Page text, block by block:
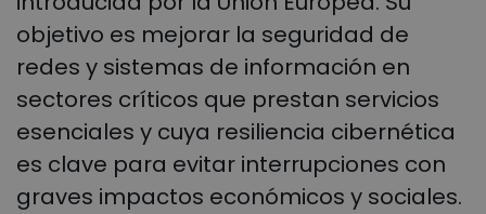
objetivo es mejorar la seguridad de
redes y sistemas de información en
sectores críticos que prestan servicios
esenciales y cuya resiliencia cibernética
es clave para evitar interrupciones con
graves impactos económicos y sociales.